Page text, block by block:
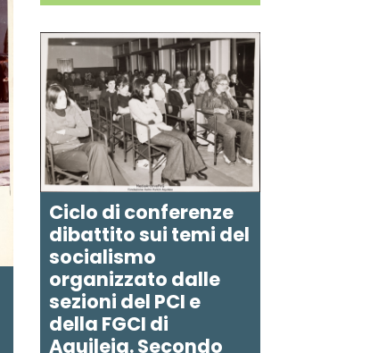
Ciclo di conferenze
dibattito sui temi del
socialismo
organizzato dalle
sezioni del PCI e
della FGCI di
Aquileia. Secondo